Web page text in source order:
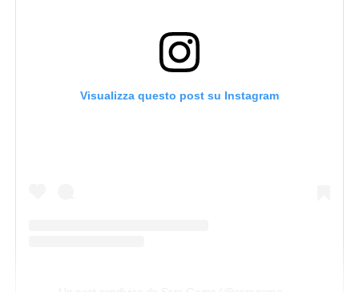
Visualizza questo post su Instagram